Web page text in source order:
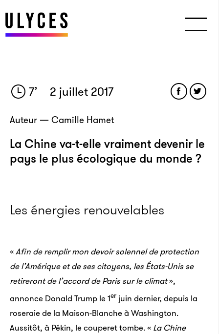
7’ 2 juillet 2017
Auteur — Camille Hamet
La Chine va-t-elle vraiment devenir le
pays le plus écologique du monde ?
Les énergies renouvelables
«Afin de remplir mon devoir solennel de protection
de l’Amérique et de ses citoyens, les États-Unis se
retireront de l’accord de Paris sur le climat»,
annonce Donald Trump le 1er juin dernier, depuis la
roseraie de la Maison-Blanche à Washington.
Aussitôt, à Pékin, le couperet tombe. « La Chine